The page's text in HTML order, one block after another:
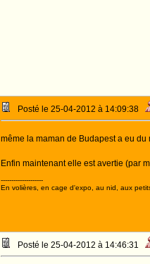
Posté le 25-04-2012 à 14:09:38
même la maman de Budapest a eu
Enfin maintenant elle est avertie (par
--------------------
En volières, en cage d'expo, au nid, aux
Posté le 25-04-2012 à 14:46:31